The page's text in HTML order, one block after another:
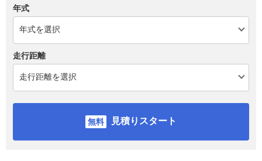
年式
走行距離
見積りスタート